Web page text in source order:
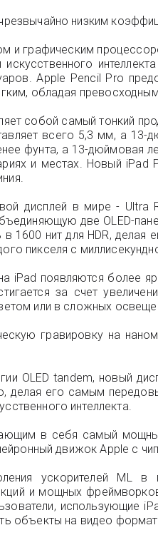
низким
графическим
Apple Pencil Pro
обладая
собой самый тонкий
всего 5,3 мм, а
фунта, а 13-дюймовая
и местах. Новый iPad
дисплей в мире - Ultra
две OLED-
в 1600 нит для HDR,
пикселя с
iPad появляются более
за счет
или в сложных
гравировку на
OLED tandem, новый
делая его самым
интеллекта.
в себя самый
движок Apple с
ускорителей ML в
и мощных
использующие
объекты на видео